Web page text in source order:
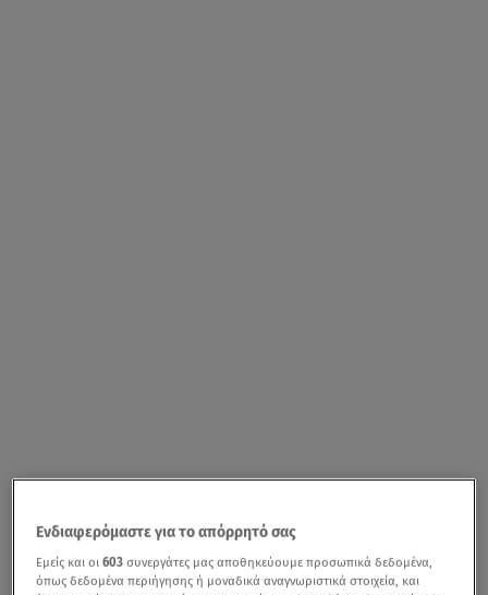
Ενδιαφερόμαστε για το απόρρητό σας
Εμείς και οι603 συνεργάτες μας αποθηκεύουμε προσωπικά δεδομένα,
όπως δεδομένα περιήγησης ή μοναδικά αναγνωριστικά στοιχεία, και